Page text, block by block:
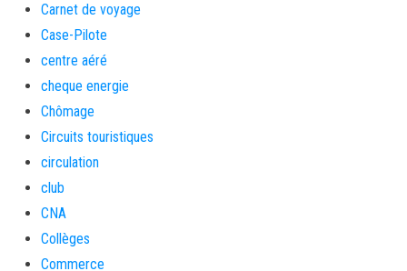
Carnet de voyage
Case-Pilote
centre aéré
cheque energie
Chômage
Circuits touristiques
circulation
club
CNA
Collèges
Commerce